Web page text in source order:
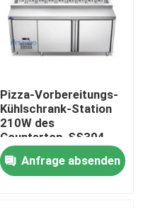
Pizza-Vorbereitungs-
Kühlschrank-Station
210W des
Countertop-SS304
Antiverschleiß
Anfrage absenden